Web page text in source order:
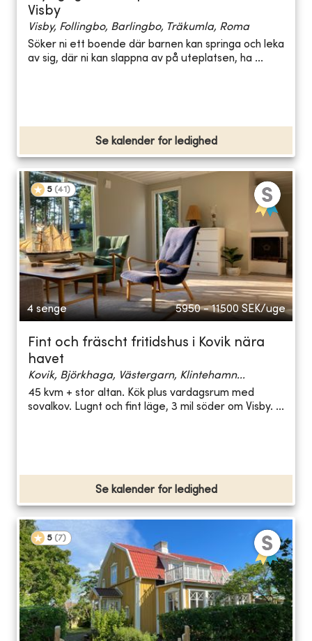
Visby
Visby, Follingbo, Barlingbo, Träkumla, Roma
Söker ni ett boende där barnen kan springa och leka
av sig, där ni kan slappna av på uteplatsen, ha ...
Se kalender for ledighed
5 (41 )
4 senge 5950 - 11500 SEK/uge
Fint och fräscht fritidshus i Kovik nära
havet
Kovik, Björkhaga, Västergarn, Klintehamn...
45 kvm + stor altan. Kök plus vardagsrum med
sovalkov. Lugnt och fint läge, 3 mil söder om Visby. ...
Se kalender for ledighed
5 (7)